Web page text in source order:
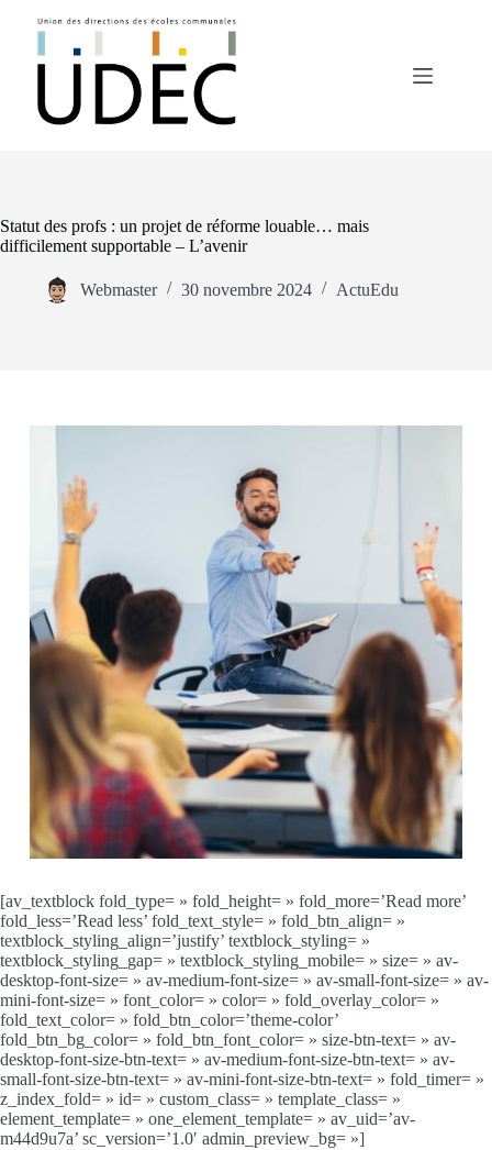
Statut des profs : un projet de réforme louable… mais
difficilement supportable – L’avenir
Webmaster 30 novembre 2024 ActuEdu
[av_textblock fold_type= » fold_height= » fold_more=’Read more’
fold_less=’Read less’ fold_text_style= » fold_btn_align= »
textblock_styling_align=’justify’ textblock_styling= »
textblock_styling_gap= » textblock_styling_mobile= » size= » av-
desktop-font-size= » av-medium-font-size= » av-small-font-size= » av-
mini-font-size= » font_color= » color= » fold_overlay_color= »
fold_text_color= » fold_btn_color=’theme-color’
fold_btn_bg_color= » fold_btn_font_color= » size-btn-text= » av-
desktop-font-size-btn-text= » av-medium-font-size-btn-text= » av-
small-font-size-btn-text= » av-mini-font-size-btn-text= » fold_timer= »
z_index_fold= » id= » custom_class= » template_class= »
element_template= » one_element_template= » av_uid=’av-
m44d9u7a’ sc_version=’1.0′ admin_preview_bg= »]